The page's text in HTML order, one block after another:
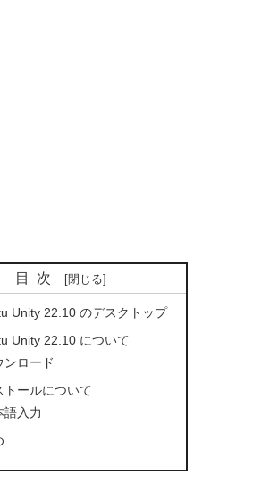
目次
Unity 22.10 のデスクトップ
Unity 22.10 について
ンロード
トールについて
語入力